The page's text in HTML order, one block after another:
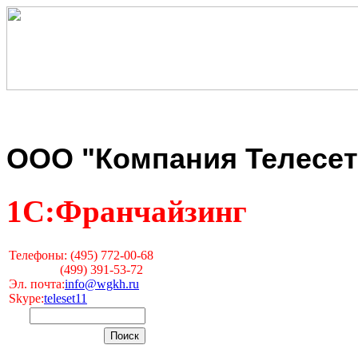
ООО "Компания
1С:Франчайзинг
Телефоны: (495) 772-00-68
(499) 391-53-72
Эл. почта:info@wgkh.ru
Skype:teleset11